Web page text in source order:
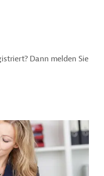
Dann melden Sie